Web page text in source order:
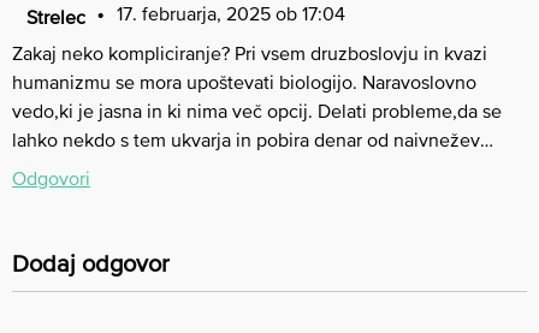
Strelec
17. februarja, 2025 ob 17:04
Zakaj neko kompliciranje? Pri vsem druzboslovju in kvazi
humanizmu se mora upoštevati biologijo. Naravoslovno
vedo,ki je jasna in ki nima več opcij. Delati probleme,da se
lahko nekdo s tem ukvarja in pobira denar od naivnežev…
Odgovori
Dodaj odgovor